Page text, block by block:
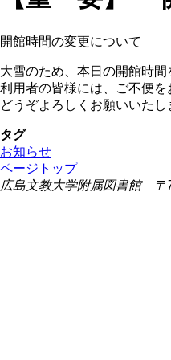
開館時間の変更について
大雪のため、本日の開館時間
利用者の皆様には、ご不便を
どうぞよろしくお願いいたし
タグ
お知らせ
ページトップ
広島文教大学附属図書館